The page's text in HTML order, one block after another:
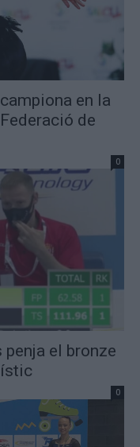
en la
de
0
penja el bronze
0